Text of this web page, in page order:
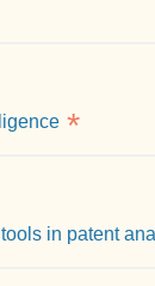
*
in patent